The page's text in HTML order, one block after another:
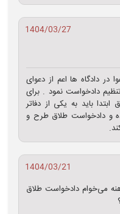
1404/03/27
در دادگاه ها اعم از دعوای
تنظیم دادخواست نمود . برای
باید به یکی از دفاتر
و دادخواست طلاق طرح و
1404/03/21
می‌خوام دادخواست طلاق